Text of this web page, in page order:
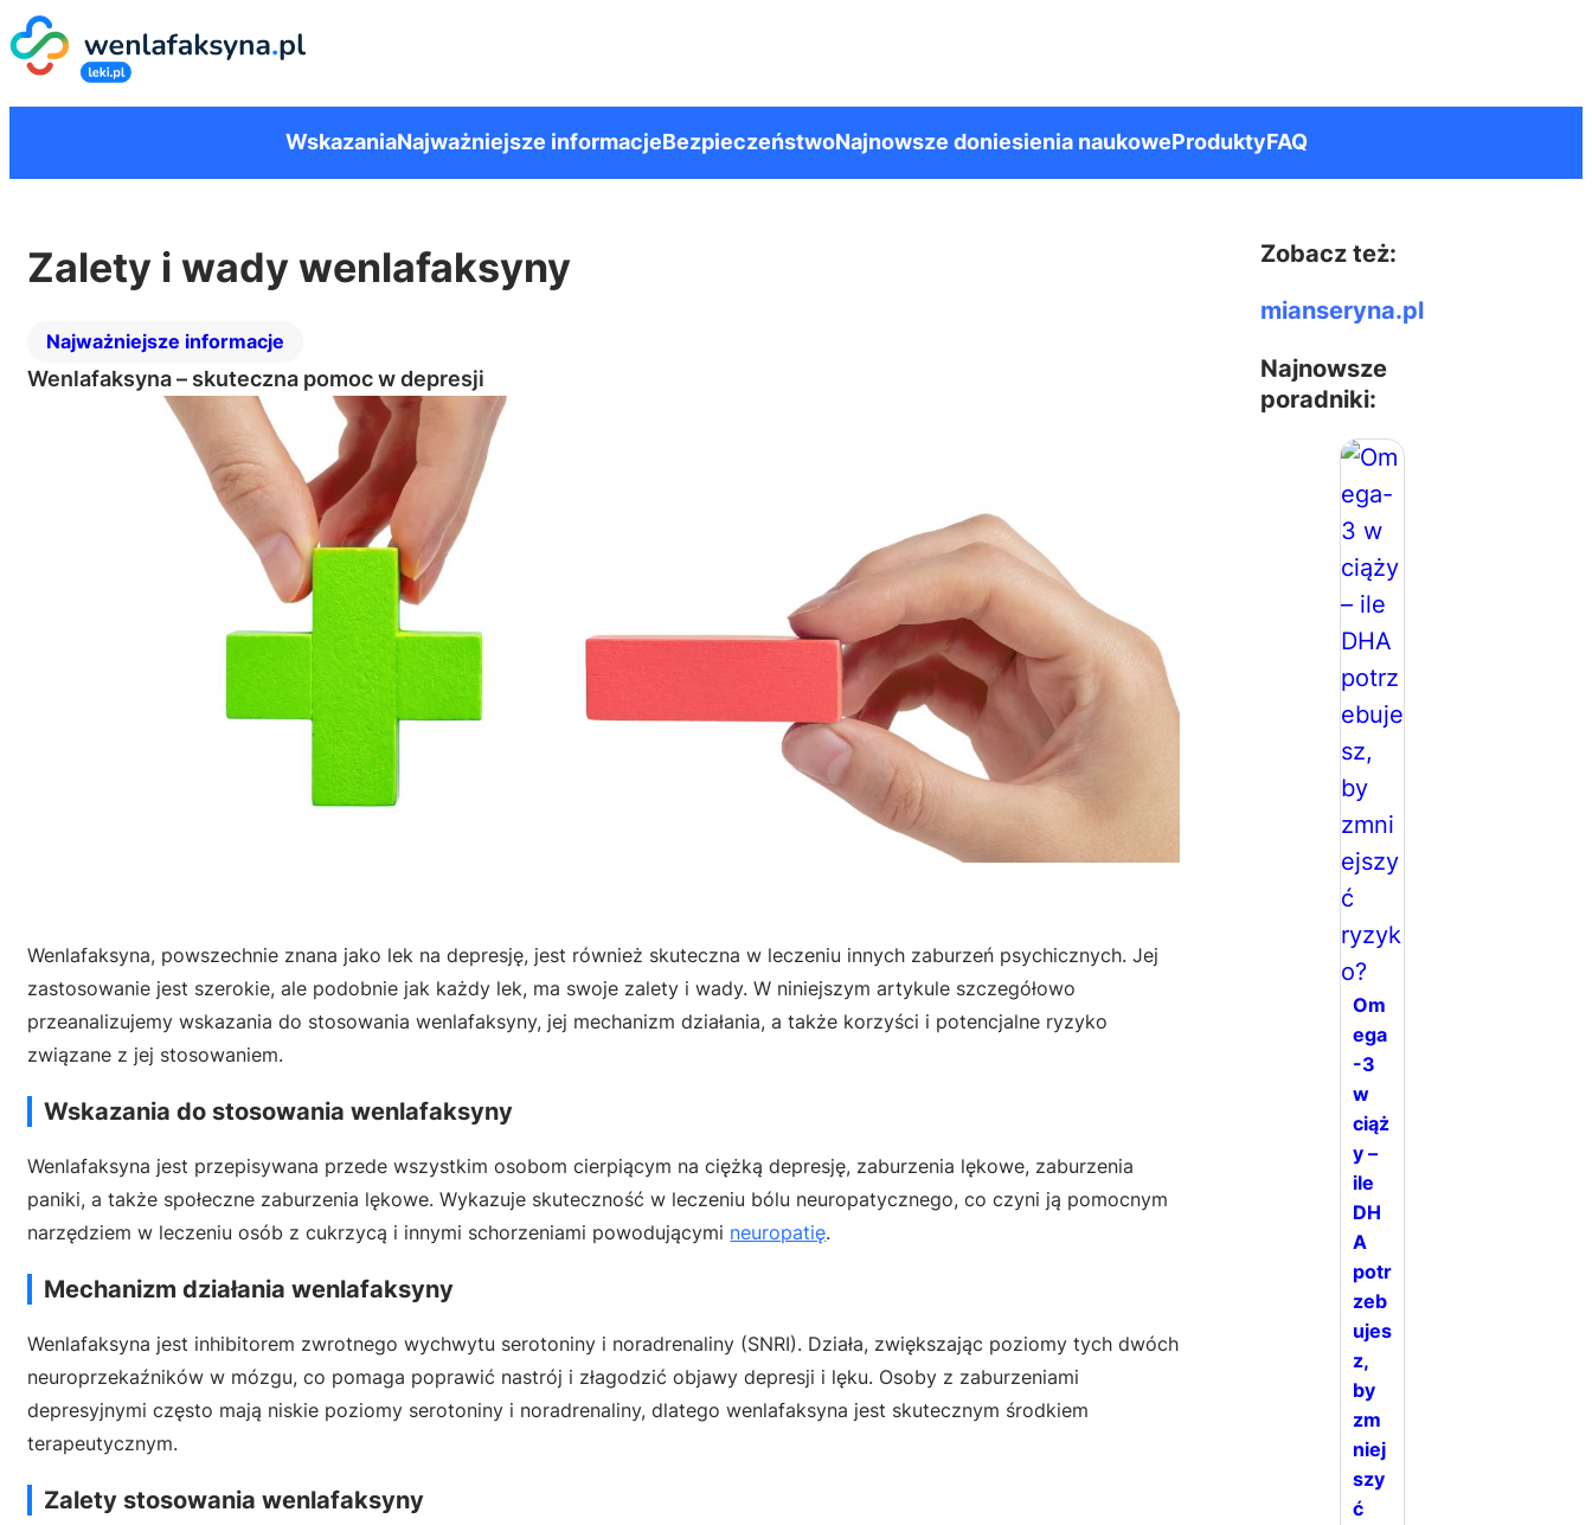
WskazaniaNajważniejsze informacjeBezpieczeństwoNajnowsze doniesienia naukoweProduktyFAQ
Zalety i wady wenlafaksyny
Najważniejsze informacje
Wenlafaksyna – skuteczna pomoc w depresji
Wenlafaksyna, powszechnie znana jako lek na depresję, jest również skuteczna w leczeniu innych zaburzeń psychicznych. Jej
zastosowanie jest szerokie, ale podobnie jak każdy lek, ma swoje zalety i wady. W niniejszym artykule szczegółowo
przeanalizujemy wskazania do stosowania wenlafaksyny, jej mechanizm działania, a także korzyści i potencjalne ryzyko
związane z jej stosowaniem.
Wskazania do stosowania wenlafaksyny
Wenlafaksyna jest przepisywana przede wszystkim osobom cierpiącym na ciężką depresję, zaburzenia lękowe, zaburzenia
paniki, a także społeczne zaburzenia lękowe. Wykazuje skuteczność w leczeniu bólu neuropatycznego, co czyni ją pomocnym
narzędziem w leczeniu osób z cukrzycą i innymi schorzeniami powodującymi neuropatię.
Mechanizm działania wenlafaksyny
Wenlafaksyna jest inhibitorem zwrotnego wychwytu serotoniny i noradrenaliny (SNRI). Działa, zwiększając poziomy tych dwóch
neuroprzekaźników w mózgu, co pomaga poprawić nastrój i złagodzić objawy depresji i lęku. Osoby z zaburzeniami
depresyjnymi często mają niskie poziomy serotoniny i noradrenaliny, dlatego wenlafaksyna jest skutecznym środkiem
terapeutycznym.
Zalety stosowania wenlafaksyny
Zobacz też:
mianseryna.pl
Najnowsze
poradniki:
Om
ega
-3
w
ciąż
y –
ile
DH
A
potr
zeb
ujes
z,
by
zm
niej
szy
ć